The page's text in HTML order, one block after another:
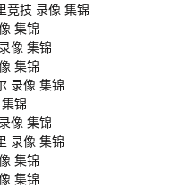
竞技 录像 集锦
集锦
像 集锦
集锦
录像 集锦
锦
像 集锦
录像 集锦
集锦
集锦